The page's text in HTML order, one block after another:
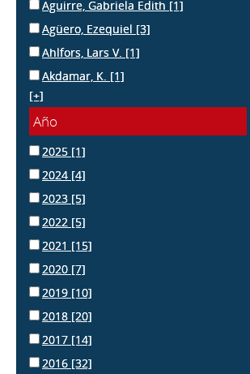
Aguirre, Gabriela Edith [1]
Agüero, Ezequiel [3]
Ahlfors, Lars V. [1]
Akdamar, K. [1]
[+]
Año
2025 [1]
2024 [4]
2023 [5]
2022 [5]
2021 [15]
2020 [7]
2019 [10]
2018 [20]
2017 [14]
2016 [32]